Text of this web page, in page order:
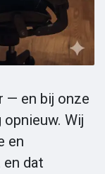
— en bij onze
Wij
en
en dat